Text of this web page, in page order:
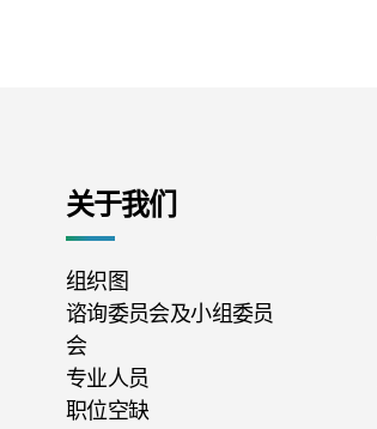
关于我们
组织图
谘询委员会及小组委员
会
专业人员
职位空缺